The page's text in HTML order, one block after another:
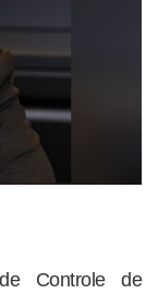
Controle de